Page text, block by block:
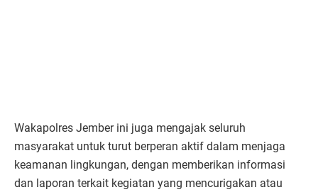
Wakapolres Jember ini juga mengajak seluruh
masyarakat untuk turut berperan aktif dalam menjaga
keamanan lingkungan, dengan memberikan informasi
dan laporan terkait kegiatan yang mencurigakan atau